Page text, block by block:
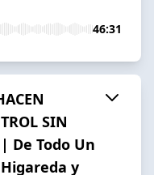
46:31
SIN
| De Todo Un
y